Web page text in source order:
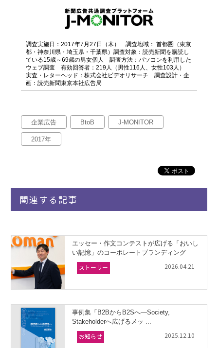
調査実施日：2017年7月27日（木） 調査地域： 首都圏（東京
都・神奈川県・埼玉県・千葉県）調査対象：読売新聞を購読し
ている15歳～69歳の男女個人 調査方法：パソコンを利用した
ウェブ調査 有効回答者：219人（男性116人、女性103人）
実査・レターヘッド：株式会社ビデオリサーチ 調査設計・企
画：読売新聞東京本社広告局
企業広告 BtoB J-MONITOR
2017年
関連する記事
エッセー・作文コンテストが広げる「おいし
い記憶」のコーポレートブランディング
ストーリー 2026.04.21
事例集「B2BからB2Sへ―Society,
Stakeholderへ広げるメッ ...
お知らせ 2025.12.10